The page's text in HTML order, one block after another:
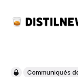
Communiqués